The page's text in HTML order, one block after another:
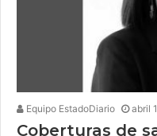
Equipo EstadoDiario abril
Coberturas de